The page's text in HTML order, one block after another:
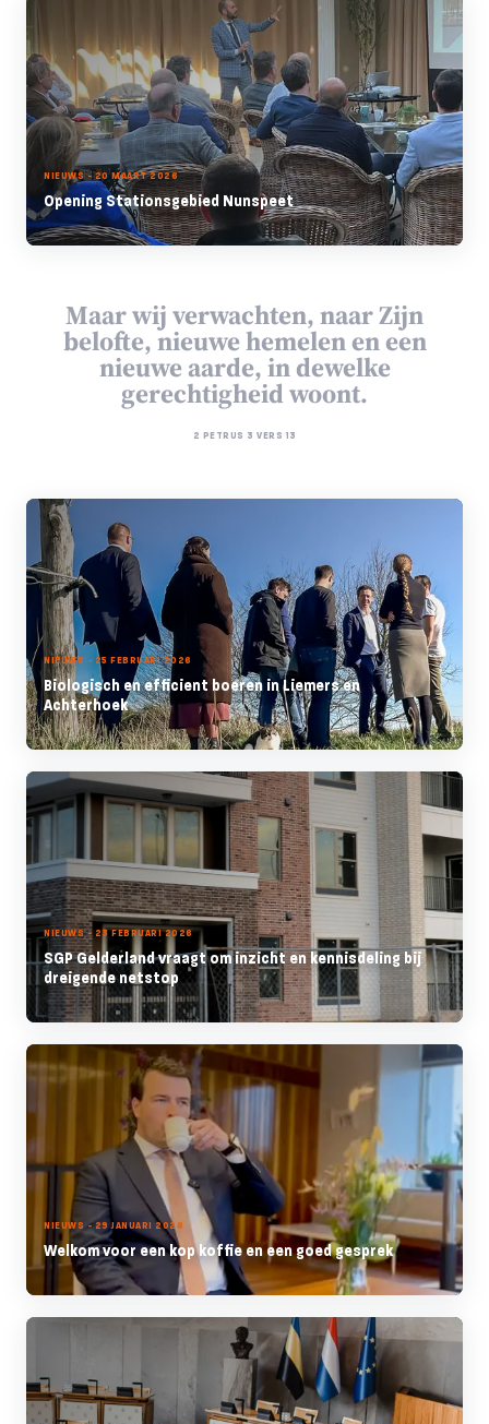
NIEUWS - 20 MAART 2026
Opening Stationsgebied Nunspeet
Maar wij verwachten, naar Zijn
belofte, nieuwe hemelen en een
nieuwe aarde, in dewelke
gerechtigheid woont.
2 PETRUS 3 VERS 13
NIEUWS - 25 FEBRUARI 2026
Biologisch en efficient boeren in Liemers en
Achterhoek
NIEUWS - 23 FEBRUARI 2026
SGP Gelderland vraagt om inzicht en kennisdeling bij
dreigende netstop
NIEUWS - 29 JANUARI 2026
Welkom voor een kop koffie en een goed gesprek